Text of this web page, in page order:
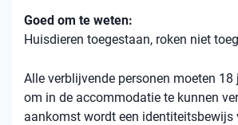
Goed om te weten:
Huisdieren toegestaan, roken niet
Alle verblijvende personen moeten
om in de accommodatie te kunnen
aankomst wordt een identiteitsbewijs